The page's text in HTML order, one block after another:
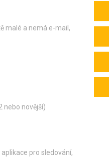
malé a nemá e-mail,
nebo novější)
pro sledování,